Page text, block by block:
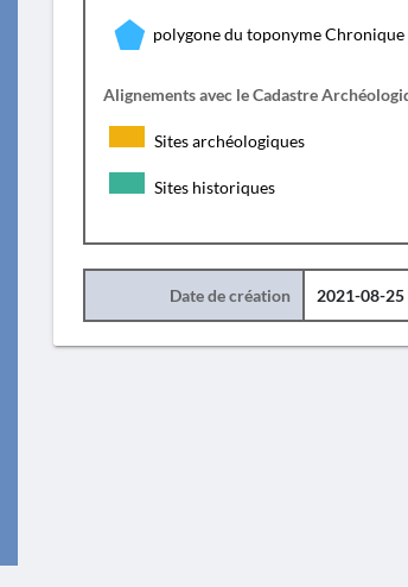
polygone du toponyme Chronique
Alignements avec le Cadastre
Sites archéologiques
Sites historiques
Date de création 2021-08-